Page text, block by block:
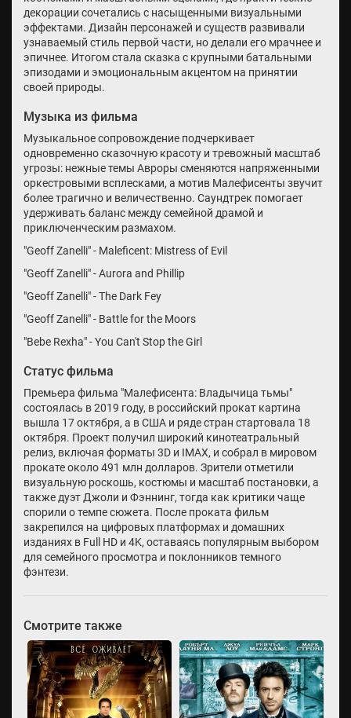
декорации сочетались с насыщенными визуальными
эффектами. Дизайн персонажей и существ развивали
узнаваемый стиль первой части, но делали его мрачнее и
эпичнее. Итогом стала сказка с крупными батальными
эпизодами и эмоциональным акцентом на принятии
своей природы.
Музыка из фильма
Музыкальное сопровождение подчеркивает
одновременно сказочную красоту и тревожный масштаб
угрозы: нежные темы Авроры сменяются напряженными
оркестровыми всплесками, а мотив Малефисенты звучит
более трагично и величественно. Саундтрек помогает
удерживать баланс между семейной драмой и
приключенческим размахом.
"Geoff Zanelli" - Maleficent: Mistress of Evil
"Geoff Zanelli" - Aurora and Phillip
"Geoff Zanelli" - The Dark Fey
"Geoff Zanelli" - Battle for the Moors
"Bebe Rexha" - You Can't Stop the Girl
Статус фильма
Премьера фильма "Малефисента: Владычица тьмы"
состоялась в 2019 году, в российский прокат картина
вышла 17 октября, а в США и ряде стран стартовала 18
октября. Проект получил широкий кинотеатральный
релиз, включая форматы 3D и IMAX, и собрал в мировом
прокате около 491 млн долларов. Зрители отметили
визуальную роскошь, костюмы и масштаб постановки, а
также дуэт Джоли и Фэннинг, тогда как критики чаще
спорили о темпе сюжета. После проката фильм
закрепился на цифровых платформах и домашних
изданиях в Full HD и 4K, оставаясь популярным выбором
для семейного просмотра и поклонников темного
фэнтези.
Смотрите также